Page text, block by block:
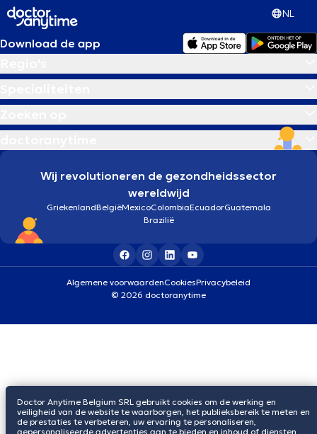
NL
Download de app
Wij revolutioneren de gezondheidssector
wereldwijd
GriekenlandBelgiëMexicoColombiaEcuadorGuatemala
Brazilië
Algemene voorwaardenCookiesPrivacybeleid
© 2026 doctoranytime
Doctor Anytime Belgium SRL gebruikt cookies om de werking en
veiligheid van de website te waarborgen, het publieksbereik te meten en
de prestaties te verbeteren, uw ervaring te personaliseren,
gepersonaliseerde advertenties aan te bieden en inhoud of diensten